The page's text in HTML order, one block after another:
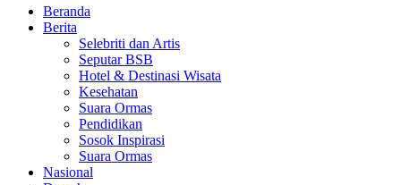
Beranda
Berita
Selebriti dan Artis
Seputar BSB
Hotel & Destinasi Wisata
Kesehatan
Suara Ormas
Pendidikan
Sosok Inspirasi
Suara Ormas
Nasional